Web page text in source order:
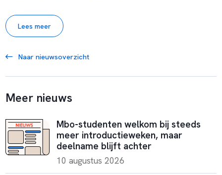
Lees meer
Naar nieuwsoverzicht
Meer nieuws
Mbo-studenten welkom bij steeds
meer introductieweken, maar
deelname blijft achter
10 augustus 2026